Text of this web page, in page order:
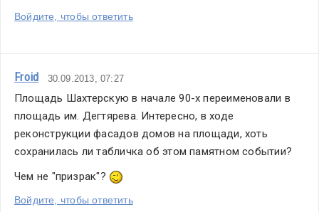
Войдите, чтобы ответить
Froid 30.09.2013, 07:27
Площадь Шахтерскую в начале 90-х переименовали в
площадь им. Дегтярева. Интересно, в ходе
реконструкции фасадов домов на площади, хоть
сохранилась ли табличка об этом памятном событии?
Чем не "призрак"?
Войдите, чтобы ответить